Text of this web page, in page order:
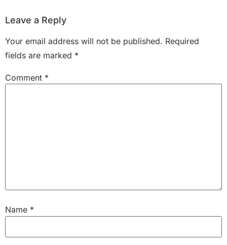
Leave a Reply
Your email address will not be published. Required
fields are marked *
Comment *
Name *